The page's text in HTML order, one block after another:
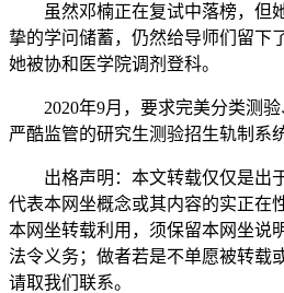
虽然邓楠正在复试中落榜，但
挚的学问储蓄，仍然给导师们留下
她被协和医学院调剂登科。
2020年9月，要求完美分类测验
严酷监管的研究生测验招生轨制系统
出格声明：本文转载仅仅是出
代表本网坐概念或其内容的实正在
本网坐转载利用，须保留本网坐说
法令义务；做者若是不单愿被转载
请取我们联系。